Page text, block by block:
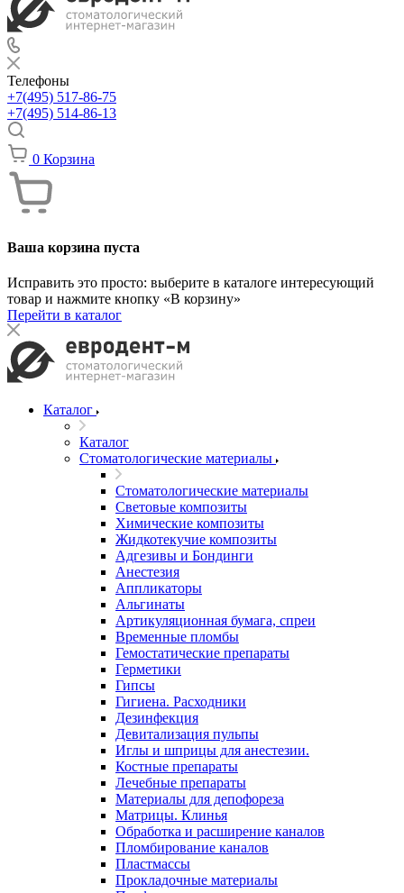
Телефоны
+7(495) 517-86-75
+7(495) 514-86-13
0 Корзина
Ваша корзина пуста
Исправить это просто: выберите в каталоге интересующий
товар и нажмите кнопку «В корзину»
Перейти в каталог
Каталог
Каталог
Стоматологические материалы
Стоматологические материалы
Световые композиты
Химические композиты
Жидкотекучие композиты
Адгезивы и Бондинги
Анестезия
Аппликаторы
Альгинаты
Артикуляционная бумага, спреи
Временные пломбы
Гемостатические препараты
Герметики
Гипсы
Гигиена. Расходники
Дезинфекция
Девитализация пульпы
Иглы и шприцы для анестезии.
Костные препараты
Лечебные препараты
Материалы для депофореза
Матрицы. Клинья
Обработка и расширение каналов
Пломбирование каналов
Пластмассы
Прокладочные материалы